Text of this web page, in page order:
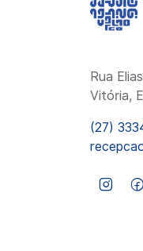
Rua
Vitória,
(27)